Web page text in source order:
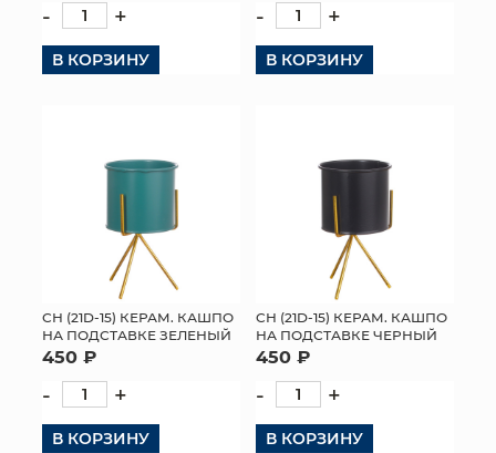
- +
В КОРЗИНУ
- +
В КОРЗИНУ
СН (21D-15) КЕРАМ. КАШПО
НА ПОДСТАВКЕ ЗЕЛЕНЫЙ
450 ₽
- +
В КОРЗИНУ
СН (21D-15) КЕРАМ. КАШПО
НА ПОДСТАВКЕ ЧЕРНЫЙ
450 ₽
- +
В КОРЗИНУ